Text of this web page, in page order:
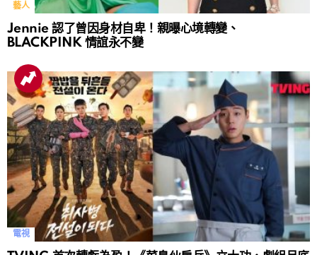
藝人
Jennie 認了曾因身材自卑！親曝心境轉變、
BLACKPINK 情誼永不變
電視